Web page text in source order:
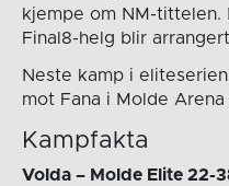
kjempe om NM-
Final8-helg blir
Neste kamp i
mot Fana i Molde
Kampfakta
Volda – Molde Elite 22-